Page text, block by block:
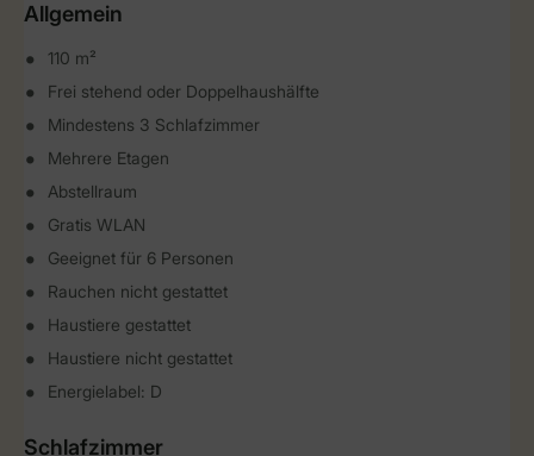
Allgemein
110 m²
Frei stehend oder Doppelhaushälfte
Mindestens 3 Schlafzimmer
Mehrere Etagen
Abstellraum
Gratis WLAN
Geeignet für 6 Personen
Rauchen nicht gestattet
Haustiere gestattet
Haustiere nicht gestattet
Energielabel: D
Schlafzimmer